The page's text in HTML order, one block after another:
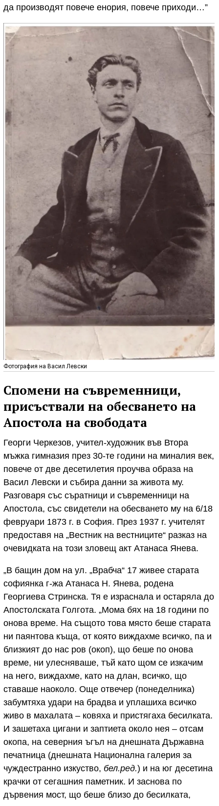
да производят повече енория, повече приходи…”
Фотография на Васил Левски
Спомени на съвременници,
присъствали на обесването на
Апостола на свободата
Георги Черкезов, учител-художник във Втора
мъжка гимназия през 30-те години на миналия век,
повече от две десетилетия проучва образа на
Васил Левски и събира данни за живота му.
Разговаря със съратници и съвременници на
Апостола, със свидетели на обесването му на 6/18
февруари 1873 г. в София. През 1937 г. учителят
предоставя на „Вестник на вестниците“ разказ на
очевидката на този зловещ акт Атанаса Янева.
„В бащин дом на ул. „Врабча“ 17 живее старата
софиянка г-жа Атанаса Н. Янева, родена
Георгиева Стринска. Тя е израснала и остаряла до
Апостолската Голгота. „Мома бях на 18 години по
онова време. На същото това място беше старата
ни паянтова къща, от която виждахме всичко, па и
близкият до нас ров (окоп), що беше по онова
време, ни улесняваше, тъй като щом се изкачим
на него, виждахме, като на длан, всичко, що
ставаше наоколо. Още отвечер (понеделника)
забумтяха удари на брадва и уплашиха всичко
живо в махалата – ковяха и пристягаха бесилката.
И зашетаха цигани и заптиета около нея – отсам
окопа, на северния ъгъл на днешната Държавна
печатница (днешната Национална галерия за
чуждестранно изкуство, бел.ред.) и на юг десетина
крачки от сегашния паметник. И заснова по
дървения мост, що беше близо до бесилката,